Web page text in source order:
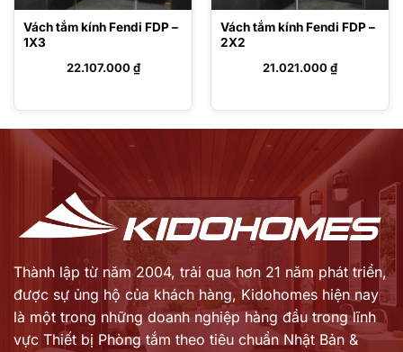
Vách tắm kính Fendi FDP –
1X3
22.107.000₫
Vách tắm kính Fendi FDP –
2X2
21.021.000₫
Thành lập từ năm 2004, trải qua hơn 21 năm phát triển,
được sự ủng hộ của khách hàng, Kidohomes hiện nay
là một trong những doanh nghiệp hàng đầu trong lĩnh
vực Thiết bị Phòng tắm theo tiêu chuẩn Nhật Bản &